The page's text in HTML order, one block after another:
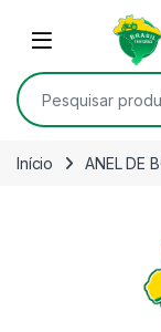
Skip to navigation
Open
Pesquisar por:
Início ANEL DE